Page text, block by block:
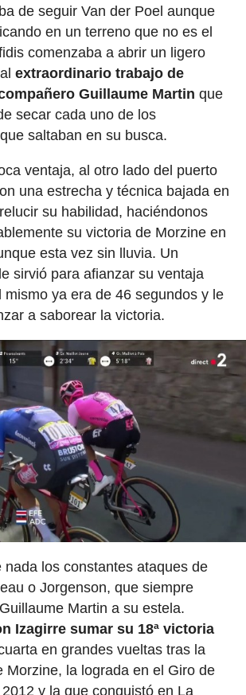
de seguir Van der Poel aunque
en un terreno que no es el
comenzaba a abrir un ligero
extraordinario trabajo de
Guillaume Martin que
secar cada uno de los
saltaban en su busca.
ventaja, al otro lado del puerto
una estrecha y técnica bajada en
su habilidad, haciéndonos
su victoria de Morzine en
esta vez sin lluvia. Un
sirvió para afianzar su ventaja
mismo ya era de 46 segundos y le
a saborear la victoria.
nada los constantes ataques de
o Jorgenson, que siempre
Martin a su estela.
Izagirre sumar su 18ª victoria
en grandes vueltas tras la
Morzine, la lograda en el Giro de
y la que conquistó en La